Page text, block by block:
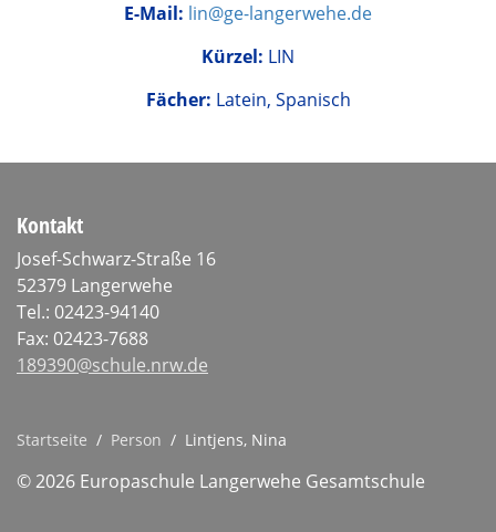
E-Mail: lin@ge-langerwehe.de
Kürzel: LIN
Fächer: Latein, Spanisch
Kontakt
Josef-Schwarz-Straße 16
52379 Langerwehe
Tel.: 02423-94140
Fax: 02423-7688
189390@schule.nrw.de
Startseite / Person / Lintjens, Nina
© 2026 Europaschule Langerwehe Gesamtschule